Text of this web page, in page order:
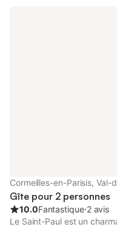
Cormeilles-en-Parisis, Val-
Gîte pour 2 personnes
10.0Fantastique⋅2 avis
Le Saint-Paul est un